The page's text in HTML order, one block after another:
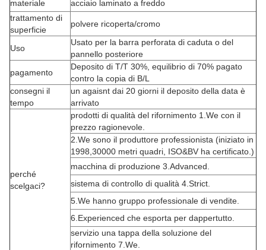
materiale
acciaio laminato a freddo
trattamento di
superficie
polvere ricoperta/cromo
Uso
Usato per la barra perforata di caduta o del
pannello posteriore
pagamento
Deposito di T/T 30%, equilibrio di 70% pagato
contro la copia di B/L
consegni il
tempo
un agaisnt dai 20 giorni il deposito della data è
arrivato
perché
scelgaci?
prodotti di qualità del rifornimento 1.We con il
prezzo ragionevole.
2.We sono il produttore professionista (iniziato in
1998,30000 metri quadri, ISO&BV ha certificato.)
macchina di produzione 3.Advanced.
sistema di controllo di qualità 4.Strict.
5.We hanno gruppo professionale di vendite.
6.Experienced che esporta per dappertutto.
servizio una tappa della soluzione del
rifornimento 7.We.